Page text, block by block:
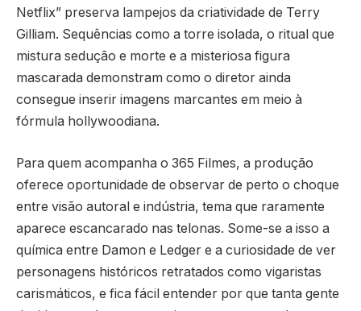
Netflix” preserva lampejos da criatividade de Terry
Gilliam. Sequências como a torre isolada, o ritual que
mistura sedução e morte e a misteriosa figura
mascarada demonstram como o diretor ainda
consegue inserir imagens marcantes em meio à
fórmula hollywoodiana.
Para quem acompanha o 365 Filmes, a produção
oferece oportunidade de observar de perto o choque
entre visão autoral e indústria, tema que raramente
aparece escancarado nas telonas. Some-se a isso a
química entre Damon e Ledger e a curiosidade de ver
personagens históricos retratados como vigaristas
carismáticos, e fica fácil entender por que tanta gente